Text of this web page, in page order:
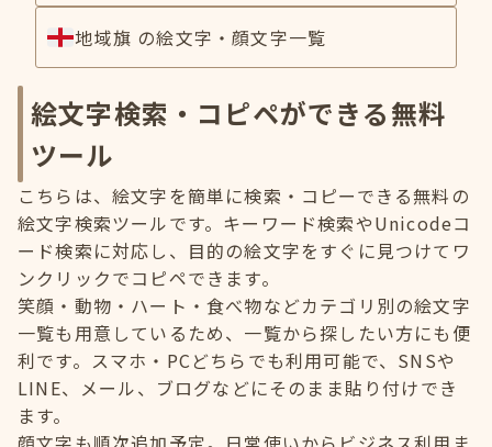
地域旗 の絵文字・顔文字一覧
絵文字検索・コピペができる無料
ツール
こちらは、絵文字を簡単に検索・コピーできる無料の
絵文字検索ツールです。キーワード検索やUnicodeコ
ード検索に対応し、目的の絵文字をすぐに見つけてワ
ンクリックでコピペできます。
笑顔・動物・ハート・食べ物などカテゴリ別の絵文字
一覧も用意しているため、一覧から探したい方にも便
利です。スマホ・PCどちらでも利用可能で、SNSや
LINE、メール、ブログなどにそのまま貼り付けでき
ます。